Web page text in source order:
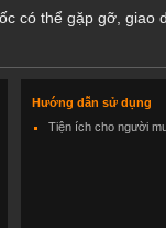
có thể gặp gỡ, giao
Hướng dẫn sử dụng
Tiện ích cho người